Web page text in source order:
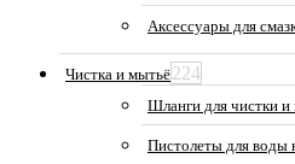
Аксессуары для
Чистка и мытьё224
Шланги для чистки и
Пистолеты для воды